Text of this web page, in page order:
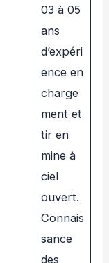
03 à 05
ans
d’expéri
ence en
charge
ment et
tir en
mine à
ciel
ouvert.
Connais
sance
des